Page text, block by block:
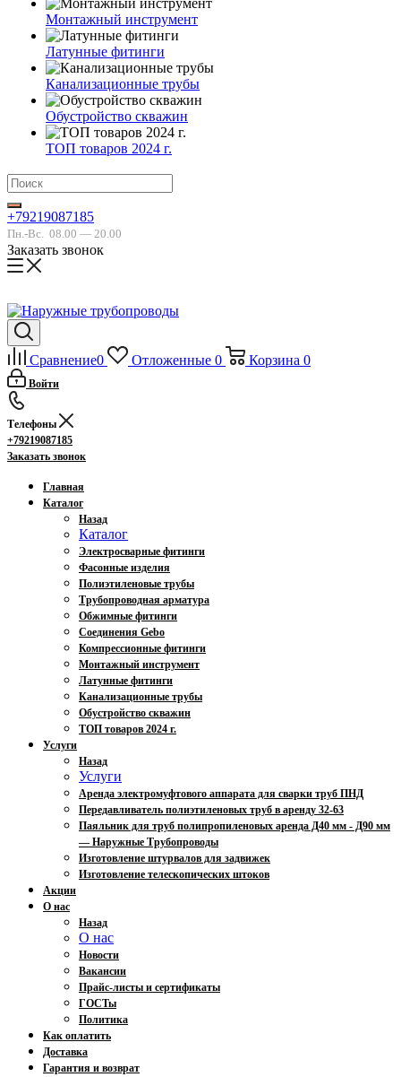
Монтажный инструмент
Латунные фитинги
Канализационные трубы
Обустройство скважин
ТОП товаров 2024 г.
+79219087185
Пн.-Вс. 08.00 — 20.00
Заказать звонок
Сравнение0 Отложенные 0 Корзина 0
Войти
Телефоны
+79219087185
Заказать звонок
Главная
Каталог
Назад
Каталог
Электросварные фитинги
Фасонные изделия
Полиэтиленовые трубы
Трубопроводная арматура
Обжимные фитинги
Соединения Gebo
Компрессионные фитинги
Монтажный инструмент
Латунные фитинги
Канализационные трубы
Обустройство скважин
ТОП товаров 2024 г.
Услуги
Назад
Услуги
Аренда электромуфтового аппарата для сварки труб ПНД
Передавливатель полиэтиленовых труб в аренду 32-63
Паяльник для труб полипропиленовых аренда Д40 мм - Д90 мм
— Наружные Трубопроводы
Изготовление штурвалов для задвижек
Изготовление телескопических штоков
Акции
О нас
Назад
О нас
Новости
Вакансии
Прайс-листы и сертификаты
ГОСТы
Политика
Как оплатить
Доставка
Гарантия и возврат